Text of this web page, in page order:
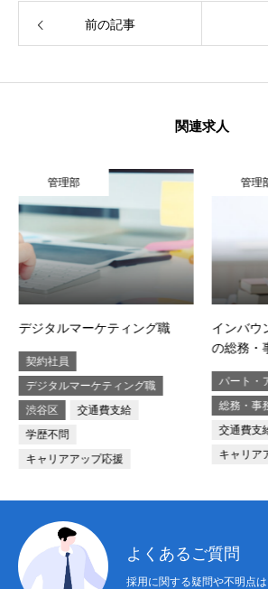
前の記事
関連求人
管理部
デジタルマーケティング職
契約社員
デジタルマーケティング職
渋谷区
交通費支給
学歴不問
キャリアアップ応援
管理
インバウ
の総務・
パート・
総務・事
交通費支
キャリア
よくあるご質問
採用に関する疑問や不明点